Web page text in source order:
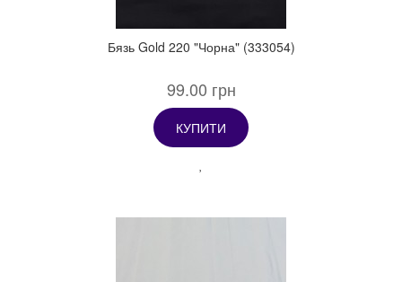
Бязь Gold 220 "Чорна" (333054)
99.00 грн
КУПИТИ